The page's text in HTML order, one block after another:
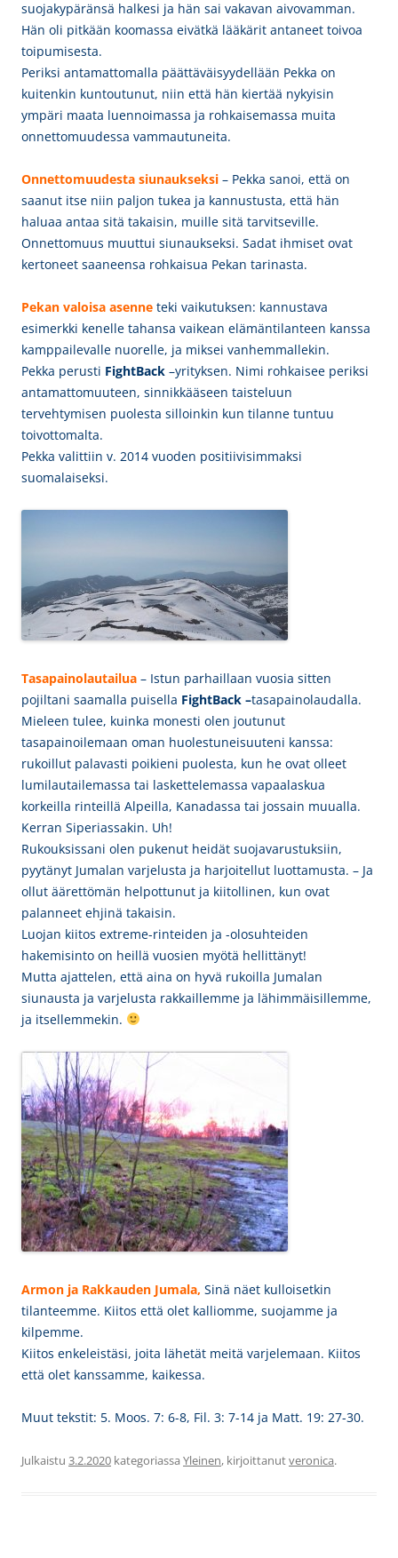
suojakypäränsä halkesi ja hän sai vakavan aivovamman.
Hän oli pitkään koomassa eivätkä lääkärit antaneet toivoa
toipumisesta.
Periksi antamattomalla päättäväisyydellään Pekka on
kuitenkin kuntoutunut, niin että hän kiertää nykyisin
ympäri maata luennoimassa ja rohkaisemassa muita
onnettomuudessa vammautuneita.
Onnettomuudesta siunaukseksi – Pekka sanoi, että on
saanut itse niin paljon tukea ja kannustusta, että hän
haluaa antaa sitä takaisin, muille sitä tarvitseville.
Onnettomuus muuttui siunaukseksi. Sadat ihmiset ovat
kertoneet saaneensa rohkaisua Pekan tarinasta.
Pekan valoisa asenne teki vaikutuksen: kannustava
esimerkki kenelle tahansa vaikean elämäntilanteen kanssa
kamppailevalle nuorelle, ja miksei vanhemmallekin.
Pekka perusti FightBack –yrityksen. Nimi rohkaisee periksi
antamattomuuteen, sinnikkääseen taisteluun
tervehtymisen puolesta silloinkin kun tilanne tuntuu
toivottomalta.
Pekka valittiin v. 2014 vuoden positiivisimmaksi
suomalaiseksi.
Tasapainolautailua – Istun parhaillaan vuosia sitten
pojiltani saamalla puisella FightBack –tasapainolaudalla.
Mieleen tulee, kuinka monesti olen joutunut
tasapainoilemaan oman huolestuneisuuteni kanssa:
rukoillut palavasti poikieni puolesta, kun he ovat olleet
lumilautailemassa tai laskettelemassa vapaalaskua
korkeilla rinteillä Alpeilla, Kanadassa tai jossain muualla.
Kerran Siperiassakin. Uh!
Rukouksissani olen pukenut heidät suojavarustuksiin,
pyytänyt Jumalan varjelusta ja harjoitellut luottamusta. – Ja
ollut äärettömän helpottunut ja kiitollinen, kun ovat
palanneet ehjinä takaisin.
Luojan kiitos extreme-rinteiden ja -olosuhteiden
hakemisinto on heillä vuosien myötä hellittänyt!
Mutta ajattelen, että aina on hyvä rukoilla Jumalan
siunausta ja varjelusta rakkaillemme ja lähimmäisillemme,
ja itsellemmekin.
Armon ja Rakkauden Jumala, Sinä näet kulloisetkin
tilanteemme. Kiitos että olet kalliomme, suojamme ja
kilpemme.
Kiitos enkeleistäsi, joita lähetät meitä varjelemaan. Kiitos
että olet kanssamme, kaikessa.
Muut tekstit: 5. Moos. 7: 6-8, Fil. 3: 7-14 ja Matt. 19: 27-30.
Julkaistu 3.2.2020 kategoriassa Yleinen, kirjoittanutveronica.